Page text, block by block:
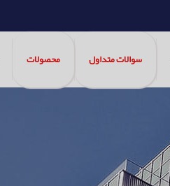
سوالات متداول محصولات